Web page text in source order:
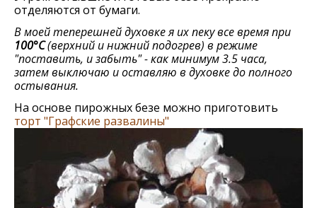
отделяются от бумаги.
В моей теперешней духовке я их пеку все время при
100°С(верхний и нижний подогрев) в режиме
"поставить, и забыть" - как минимум 3.5 часа,
затем выключаю и оставляю в духовке до полного
остывания.
На основe пирожных бeзe можно приготовить
торт "Графскиe развалины"